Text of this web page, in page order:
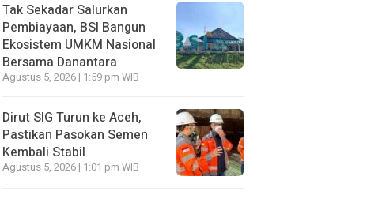
Tak Sekadar Salurkan
Pembiayaan, BSI Bangun
Ekosistem UMKM Nasional
Bersama Danantara
Agustus 5, 2026 | 1:59 pm WIB
Dirut SIG Turun ke Aceh,
Pastikan Pasokan Semen
Kembali Stabil
Agustus 5, 2026 | 1:01 pm WIB